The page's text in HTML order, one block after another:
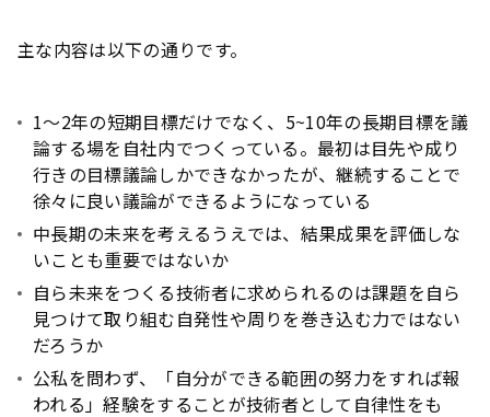
主な内容は以下の通りです。
1～2年の短期目標だけでなく、5~10年の長期目標を議
論する場を自社内でつくっている。最初は目先や成り
行きの目標議論しかできなかったが、継続することで
徐々に良い議論ができるようになっている
中長期の未来を考えるうえでは、結果成果を評価しな
いことも重要ではないか
自ら未来をつくる技術者に求められるのは課題を自ら
見つけて取り組む自発性や周りを巻き込む力ではない
だろうか
公私を問わず、「自分ができる範囲の努力をすれば報
われる」経験をすることが技術者として自律性をも